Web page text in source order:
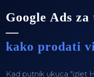
Google Ads
—
kako prodati
Kad putnik ukuca "izlet